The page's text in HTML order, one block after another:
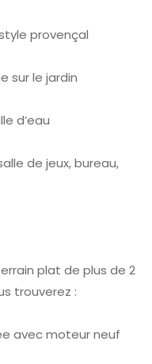
provençal
sur le jardin
d’eau
de jeux, bureau,
plat de plus de 2
trouverez :
avec moteur neuf